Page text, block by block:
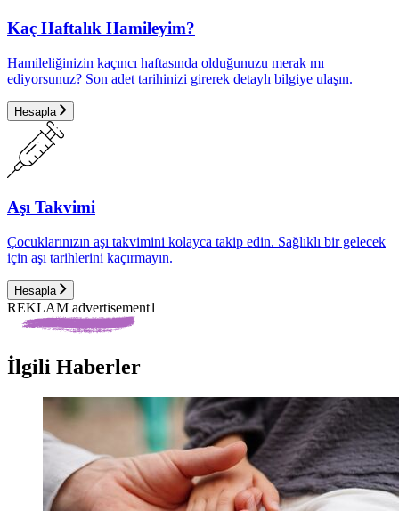
Kaç Haftalık Hamileyim?
Hamileliğinizin kaçıncı haftasında olduğunuzu merak mı
ediyorsunuz? Son adet tarihinizi girerek detaylı bilgiye ulaşın.
Hesapla
Aşı Takvimi
Çocuklarınızın aşı takvimini kolayca takip edin. Sağlıklı bir gelecek
için aşı tarihlerini kaçırmayın.
Hesapla
REKLAM advertisement1
İlgili Haberler